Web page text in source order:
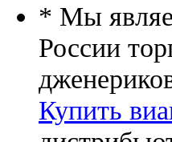
* Мы
России
Купить